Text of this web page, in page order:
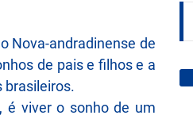
Nova-andradinense de
de pais e filhos e a
brasileiros.
é viver o sonho de um